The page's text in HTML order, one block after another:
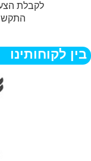
לקבלת
בין לקוחותינו